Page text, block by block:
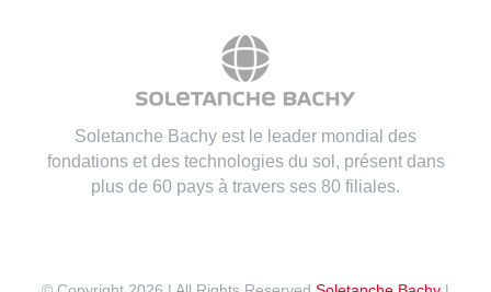
Soletanche Bachy est le leader mondial des
fondations et des technologies du sol, présent dans
plus de 60 pays à travers ses 80 filiales.